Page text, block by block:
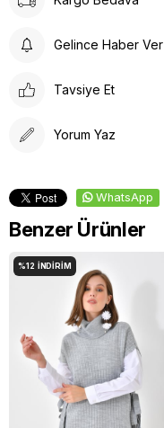
Gelince Haber Ver
Tavsiye Et
Yorum Yaz
WhatsApp
Benzer Ürünler
%12 İNDIRIM